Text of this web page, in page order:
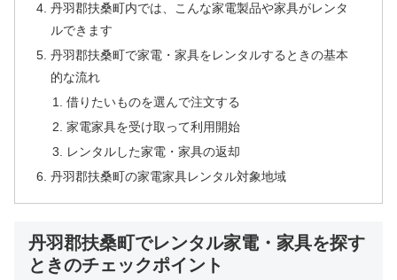
丹羽郡扶桑町内では、こんな家電製品や家具がレンタ
ルできます
丹羽郡扶桑町で家電・家具をレンタルするときの基本
的な流れ
借りたいものを選んで注文する
家電家具を受け取って利用開始
レンタルした家電・家具の返却
丹羽郡扶桑町の家電家具レンタル対象地域
丹羽郡扶桑町でレンタル家電・家具を探す
ときのチェックポイント